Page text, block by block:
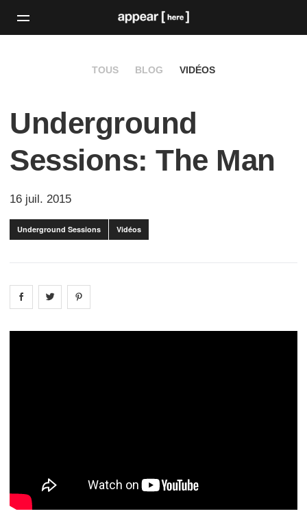
TOUS BLOG VIDÉOS
Underground
Sessions: The Man
16 juil. 2015
Underground Sessions Vidéos
Share on facebook
Share on